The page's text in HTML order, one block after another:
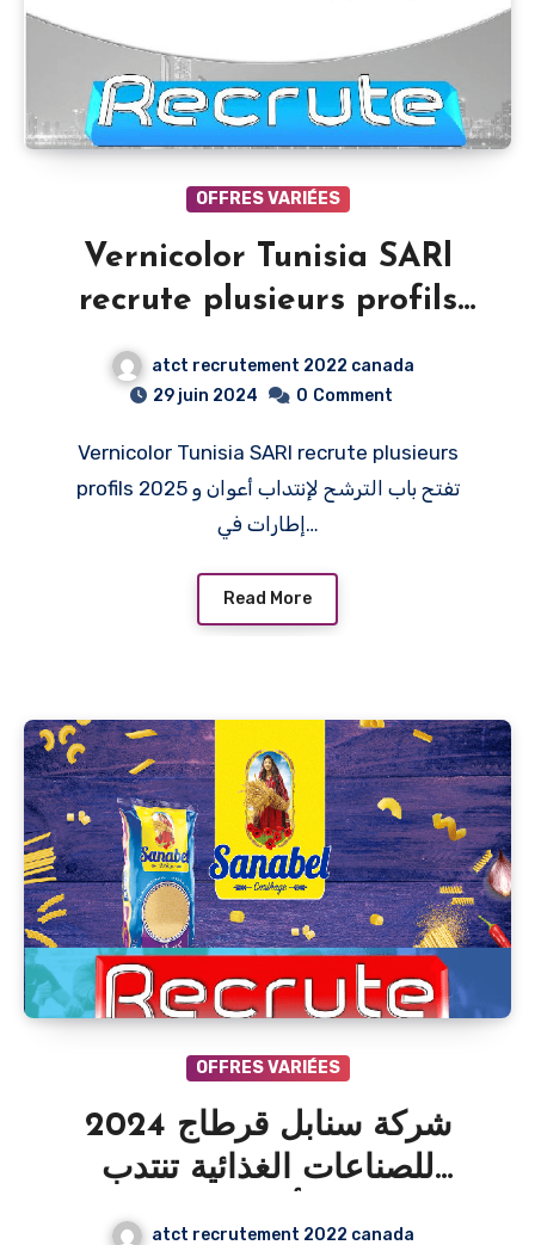
OFFRES VARIÉES
Vernicolor Tunisia SARl
recrute plusieurs profils
2026 تفتح باب الترشح لإنتداب
أعوان و إطارات في عديد
atct recrutement 2022 canada
29 juin 2024
0 Comment
Vernicolor Tunisia SARl recrute plusieurs
profils 2025 تفتح باب الترشح لإنتداب أعوان و
إطارات في…
Read More
OFFRES VARIÉES
2024 شركة سنابل قرطاج
للصناعات الغذائية تنتدب
اطارات و أعوان في عديد
atct recrutement 2022 canada